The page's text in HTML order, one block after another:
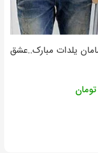
یلدات مبارک..عشق
تومان